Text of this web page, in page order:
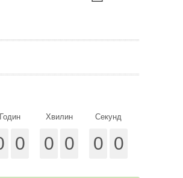
Годин
0
Хвилин
0 0
Секунд
0 0